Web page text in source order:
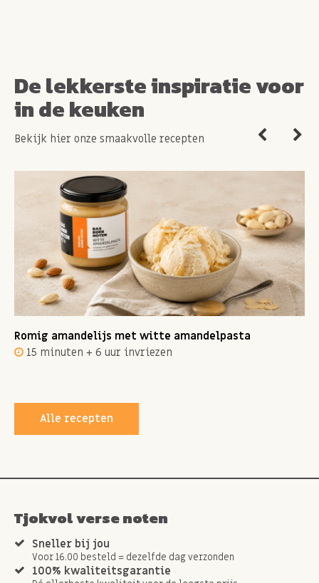
De lekkerste inspiratie voor
in de keuken
Bekijk hier onze smaakvolle recepten
Romig amandelijs met witte amandelpasta
15 minuten + 6 uur invriezen
Alle recepten
Tjokvol verse noten
Sneller bij jou
Voor 16.00 besteld = dezelfde dag verzonden
100% kwaliteitsgarantie